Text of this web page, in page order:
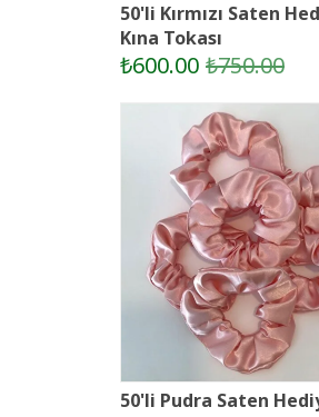
50'li Kırmızı Saten
Kına Tokası
₺600.00 ₺750.00
50'li Pudra Saten